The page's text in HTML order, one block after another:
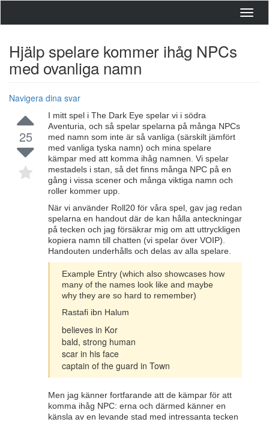
Hjälp spelare kommer ihåg NPCs
med ovanliga namn
Navigera dina svar
25
I mitt spel i The Dark Eye spelar vi i södra
Aventuria, och så spelar spelarna på många NPCs
med namn som inte är så vanliga (särskilt jämfört
med vanliga tyska namn) och mina spelare
kämpar med att komma ihåg namnen. Vi spelar
mestadels i stan, så det finns många NPC på en
gång i vissa scener och många viktiga namn och
roller kommer upp.
När vi använder Roll20 för våra spel, gav jag redan
spelarna en handout där de kan hålla anteckningar
på tecken och jag försäkrar mig om att uttryckligen
kopiera namn till chatten (vi spelar över VOIP).
Handouten underhålls och delas av alla spelare.
Example Entry (which also showcases how
many of the names look like and maybe
why they are so hard to remember)
Rastafi ibn Halum
believes in Kor
bald, strong human
scar in his face
captain of the guard in Town
Men jag känner fortfarande att de kämpar för att
komma ihåg NPC: erna och därmed känner en
känsla av en levande stad med intressanta tecken